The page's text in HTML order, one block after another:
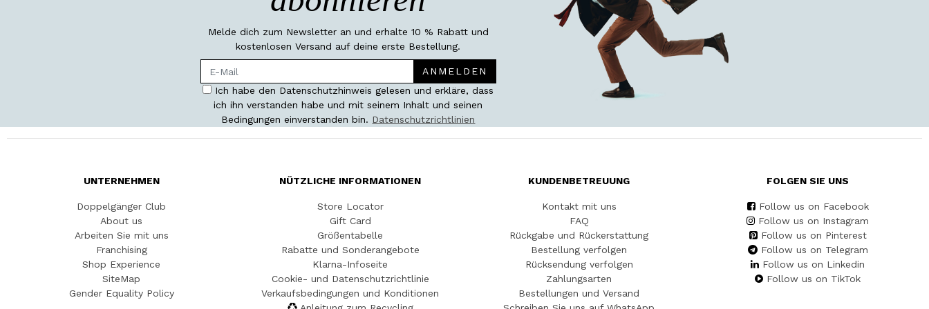
Melde dich zum Newsletter an und erhalte 10 % Rabatt und
kostenlosen Versand auf deine erste Bestellung.
ANMELDEN
Ich habe den Datenschutzhinweis gelesen und erkläre, dass
ich ihn verstanden habe und mit seinem Inhalt und seinen
Bedingungen einverstanden bin. Datenschutzrichtlinien
UNTERNEHMEN
Doppelgänger Club
About us
Arbeiten Sie mit uns
Franchising
Shop Experience
SiteMap
Gender Equality Policy
NÜTZLICHE INFORMATIONEN
Store Locator
Gift Card
Größentabelle
Rabatte und Sonderangebote
Klarna-Infoseite
Cookie- und Datenschutzrichtlinie
Verkaufsbedingungen und Konditionen
KUNDENBETREUUNG
Kontakt mit uns
FAQ
Rückgabe und Rückerstattung
Bestellung verfolgen
Rücksendung verfolgen
Zahlungsarten
Bestellungen und Versand
FOLGEN SIE UNS
Follow us on Facebook
Follow us on Instagram
Follow us on Pinterest
Follow us on Telegram
Follow us on Linkedin
Follow us on TikTok